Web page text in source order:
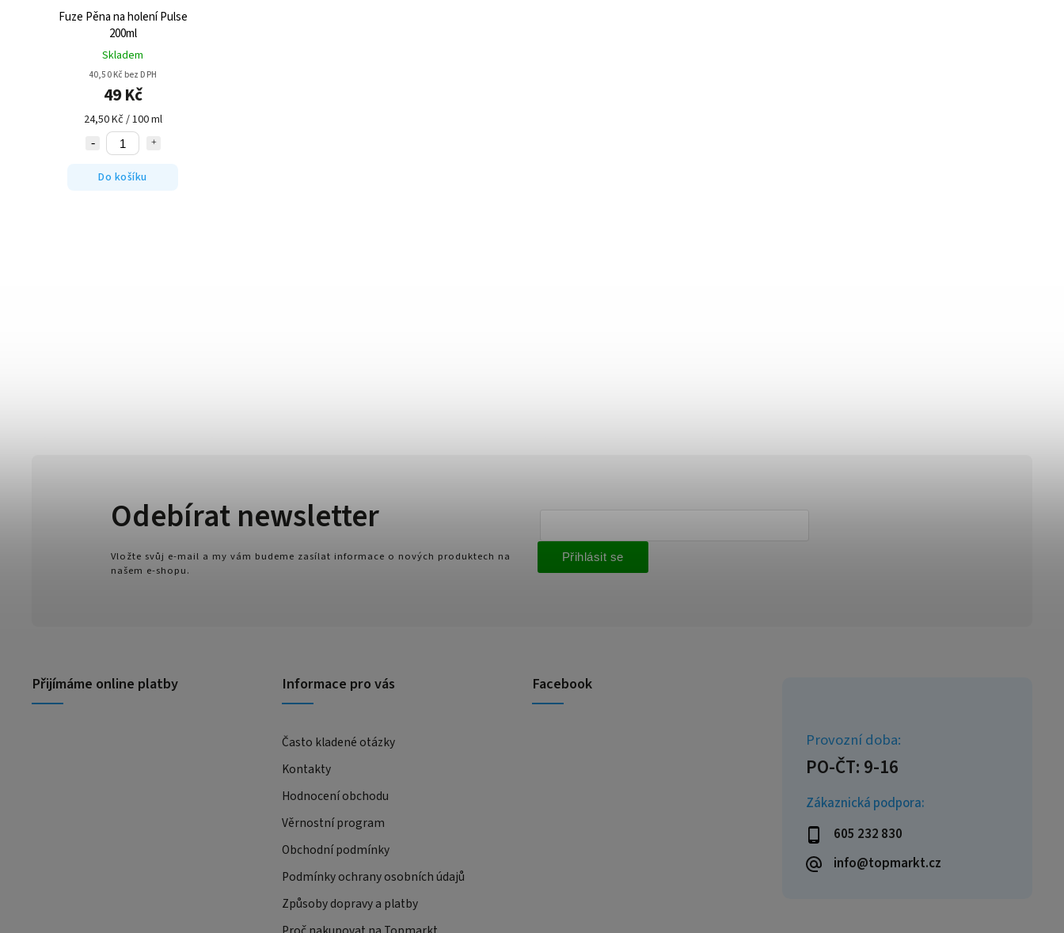
Fuze Pěna na holení Pulse
200ml
Skladem
40,50 Kč bez DPH
49 Kč
24,50 Kč / 100 ml
Do košíku
Zákaznická podpora:
605 232 830
info@topmarkt.cz
Odebírat newsletter
Vložte svůj e-mail a my vám budeme zasílat informace o nových produktech na
našem e-shopu.
Přihlásit se
Přijímáme online platby Informace pro vás
Často kladené otázky
Kontakty
Hodnocení obchodu
Věrnostní program
Obchodní podmínky
Podmínky ochrany osobních údajů
Způsoby dopravy a platby
Facebook